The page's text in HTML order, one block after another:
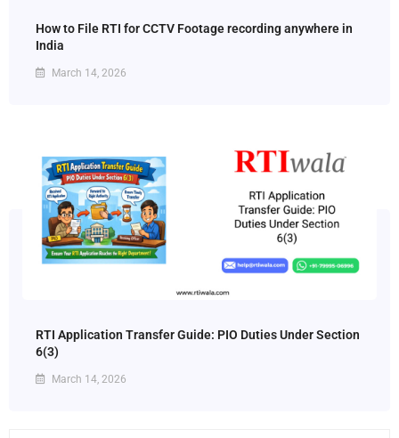
How to File RTI for CCTV Footage recording anywhere in
India
March 14, 2026
RTI Application Transfer Guide: PIO Duties Under Section
6(3)
March 14, 2026